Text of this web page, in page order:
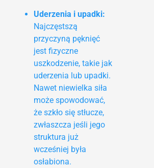
Uderzenia i upadki:
Najczęstszą
przyczyną pęknięć
jest fizyczne
uszkodzenie, takie jak
uderzenia lub upadki.
Nawet niewielka siła
może spowodować,
że szkło się stłucze,
zwłaszcza jeśli jego
struktura już
wcześniej była
osłabiona.